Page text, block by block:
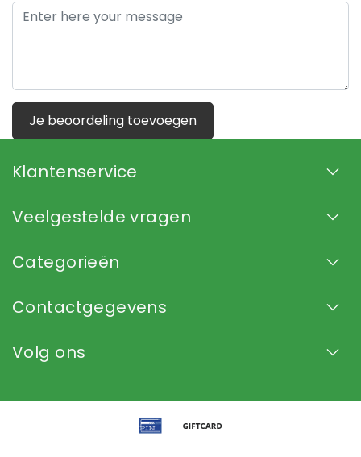
Je beoordeling toevoegen
Klantenservice
Veelgestelde vragen
Categorieën
Contactgegevens
Volg ons